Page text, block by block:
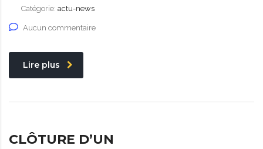
Catégorie: actu-news
Aucun commentaire
Lire plus
CLÔTURE D’UN